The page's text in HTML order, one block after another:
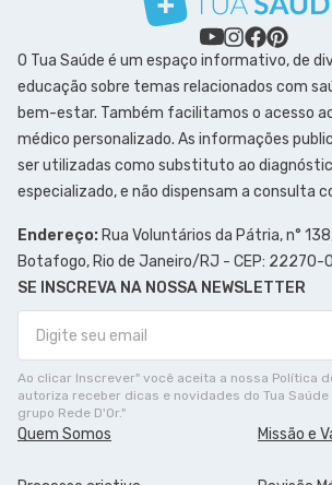
O Tua Saúde é um espaço informativo, de
educação sobre temas relacionados com
bem-estar. Também facilitamos o acesso
médico personalizado. As informações
ser utilizadas como substituto ao
especializado, e não dispensam a consulta
Endereço: Rua Voluntários da Pátria, n°
Botafogo, Rio de Janeiro/RJ - CEP: 22270-
SE INSCREVA NA NOSSA NEWSLETTER
Ao clicar Inscrever" você aceita a nossa Política
autoriza receber dicas e novidades do Tua
grupo Rede D'Or."
Quem Somos Missão e